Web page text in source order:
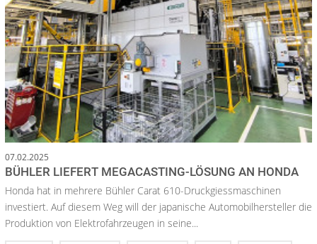
07.02.2025
BÜHLER LIEFERT MEGACASTING-LÖSUNG AN HONDA
Honda hat in mehrere Bühler Carat 610-Druckgiessmaschinen
investiert. Auf diesem Weg will der japanische Automobilhersteller die
Produktion von Elektrofahrzeugen in seine...